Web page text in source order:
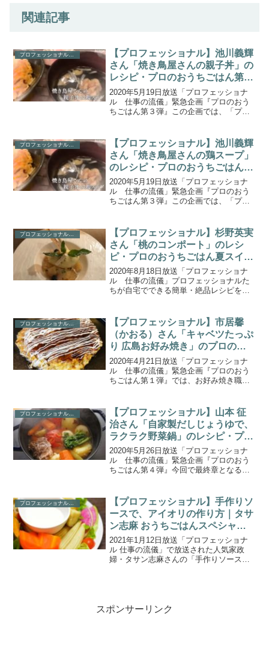
関連記事
プロフェッショナル(NHK)
【プロフェッショナル】池川義輝
さん「焼き鳥屋さんの親子丼」の
レシピ・プロのおうちごはん第3
弾(2020.5.19)
2020年5月19日放送「プロフェッショナ
ル 仕事の流儀」緊急企画『プロのおう
ちごはん第３弾』この企画では、「プロ
れる本格的な料理を自撮りで披露してい
ます！こちらでは、...
【プロフェッショナル】池川義輝
さん「焼き鳥屋さんの鶏スープ」
のレシピ・プロのおうちごはん第
3弾(2020.5.19)
2020年5月19日放送「プロフェッショナ
ル 仕事の流儀」緊急企画『プロのおう
ちごはん第３弾』この企画では、「プロ
れる本格的な料理を自撮りで披露してい
ます！こちらでは、...
【プロフェッショナル】杉野英実
さん「桃のコンポート」のレシ
ピ・プロのおうちごはん夏スイー
ツスペシャル(2020.8.18)
2020年8月18日放送「プロフェッショナ
ル 仕事の流儀」プロフェッショナルた
ちが自宅でできる簡単・絶品レシピを紹
ティシエ・杉野英実さんが披露したスイ
ーツレシピ「桃のコ...
プロフェッショナル(NHK)
【プロフェッショナル】市居馨
（かおる）さん「キャベツたっぷ
り 広島お好み焼き」のプロのお
うちごはん第１弾(2020.5.4)
2020年4月21日放送「プロフェッショナ
ル 仕事の流儀」緊急企画『プロのおう
ちごはん第１弾』では、お好み焼き職
作り方』が紹介されました。この企画で
は、「プロフェッショ...
【プロフェッショナル】山本 征
治さん「自家製だしじょうゆで、
ラクラク野菜鍋」のレシピ・プロ
のおうちごはん第4弾(2020.5.26)
2020年5月26日放送「プロフェッショナ
ル 仕事の流儀」緊急企画『プロのおう
ちごはん第４弾』今回で最終章となるこ
が、自宅で簡単に作れる本格的な料理を
自撮りで披露してい...
【プロフェッショナル】手作りソ
ースで、アイオリの作り方｜タサ
ン志麻 おうちごはんスペシャル
のレシピ
2021年1月12日放送「プロフェッショナ
ル 仕事の流儀」で放送された人気家政
婦・タサン志麻さんの「手作りソース
スポンサーリンク